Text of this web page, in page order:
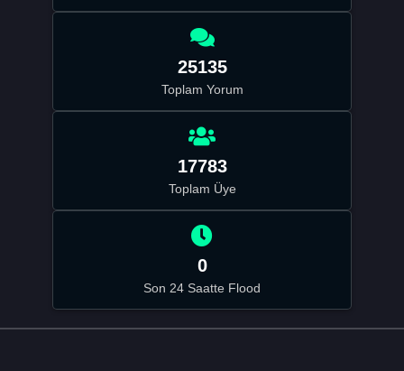
25135
Toplam Yorum
17783
Toplam Üye
0
Son 24 Saatte Flood